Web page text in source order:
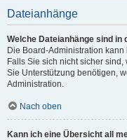
Dateianhänge
Welche Dateianhänge sind in
Die Board-Administration
Falls Sie sich nicht sicher
Sie Unterstützung benötigen,
Administration.
Nach oben
Kann ich eine Übersicht all